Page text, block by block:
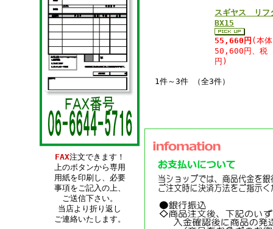
FAX注文できます！
上のボタンから専用
用紙を印刷し、必要
事項をご記入の上、
ご送信下さい。
当店より折り返し
ご連絡いたします。
スギヤス リフ
BX15
55,660円 (本体
50,600円、
円)
1件～3件 （全3件）